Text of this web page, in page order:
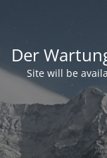
Der
Site will be